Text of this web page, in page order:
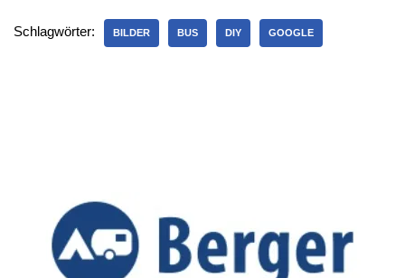
Schlagwörter: BILDER BUS DIY GOOGLE